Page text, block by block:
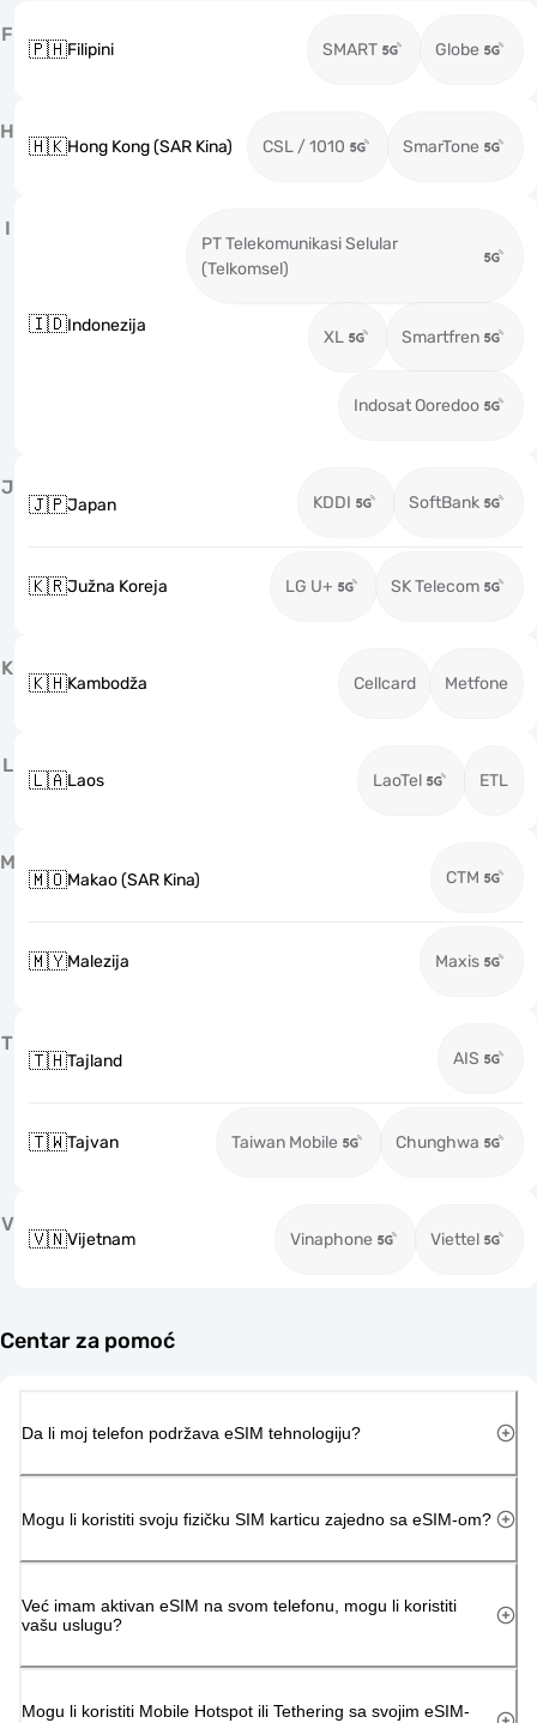
F
🇵🇭Filipini SMART Globe
H
🇭🇰Hong Kong (SAR Kina) CSL / 1010 SmarTone
I
🇮🇩Indonezija
PT Telekomunikasi Selular
(Telkomsel)
XL Smartfren
Indosat Ooredoo
J
🇯🇵Japan KDDI SoftBank
🇰🇷Južna Koreja LG U+ SK Telecom
K
🇰🇭Kambodža Cellcard Metfone
L
🇱🇦Laos LaoTel ETL
M
🇲🇴Makao (SAR Kina) CTM
🇲🇾Malezija Maxis
T
🇹🇭Tajland AIS
🇹🇼Tajvan Taiwan Mobile Chunghwa
V
🇻🇳Vijetnam Vinaphone Viettel
Centar za pomoć
Da li moj telefon podržava eSIM tehnologiju?
Mogu li koristiti svoju fizičku SIM karticu zajedno sa eSIM-om?
Već imam aktivan eSIM na svom telefonu, mogu li koristiti
vašu uslugu?
Mogu li koristiti Mobile Hotspot ili Tethering sa svojim eSIM-